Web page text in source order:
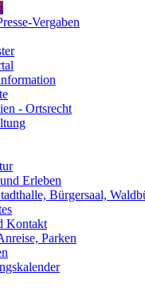
Vergaben
- Ortsrecht
Erleben
Bürgersaal,
Kontakt
Parken